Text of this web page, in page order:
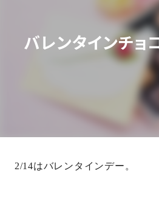
バレンタインチョ
2/14はバレンタインデー。